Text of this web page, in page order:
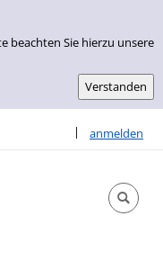
beachten Sie hierzu unsere
| anmelden
Sprache